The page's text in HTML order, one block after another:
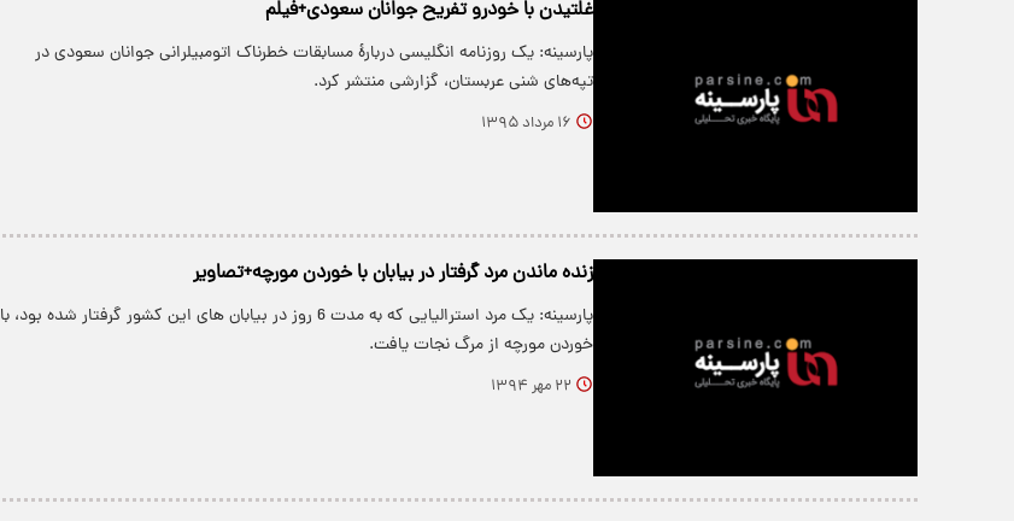
غلتیدن با خودرو تفریح جوانان سعودی+فیلم
پارسینه: یک روزنامه انگليسی دربارۀ مسابقات خطرناک اتومبیلرانی جوانان سعودی در
تپه‌های شنی عربستان، گزارشی منتشر کرد.
۱۶ مرداد ۱۳۹۵
زنده ماندن مرد گرفتار در بیابان با خوردن مورچه+تصاویر
پارسینه: یک مرد استرالیایی که به مدت 6 روز در بیابان های این کشور گرفتار شده بود، با
خوردن مورچه از مرگ نجات یافت.
۲۲ مهر ۱۳۹۴